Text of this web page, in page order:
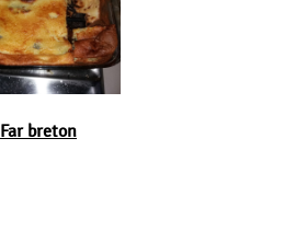
Far breton